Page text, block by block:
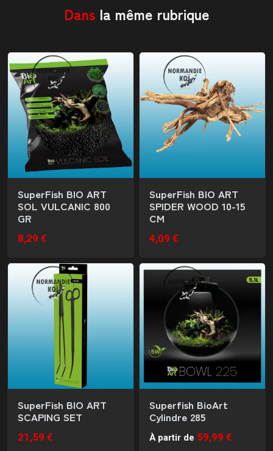
Dans la même rubrique
SuperFish BIO ART
SOL VULCANIC 800
GR
8,29 €
SuperFish BIO ART
SPIDER WOOD 10-15
CM
4,09 €
SuperFish BIO ART
SCAPING SET
21,59 €
Superfish BioArt
Cylindre 285
À partir de 59,99 €